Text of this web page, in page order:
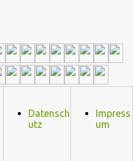
Datensch
utz
Impress
um